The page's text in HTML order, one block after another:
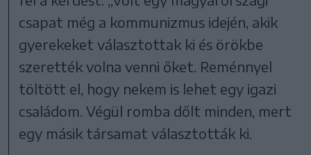
csapat még a kommunizmus idején, akik
gyerekeket választottak ki és örökbe
szerették volna venni őket. Reménnyel
töltött el, hogy nekem is lehet egy igazi
családom. Végül romba dőlt minden, mert
egy másik társamat választották ki.